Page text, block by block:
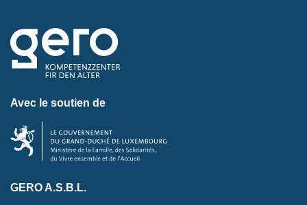
Avec le soutien de
GERO A.S.B.L.